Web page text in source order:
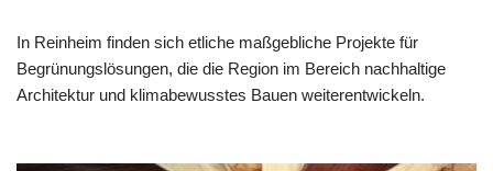
In Reinheim finden sich etliche maßgebliche Projekte für
Begrünungslösungen, die die Region im Bereich nachhaltige
Architektur und klimabewusstes Bauen weiterentwickeln.